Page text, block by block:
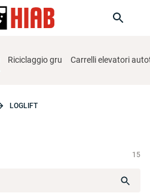
Riciclaggio gru Carrelli elevatori
LOGLIFT
15